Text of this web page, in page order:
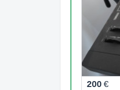
200 €